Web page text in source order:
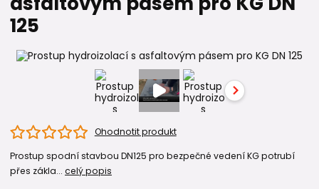
125
Ohodnotit produkt
Prostup spodní stavbou DN125 pro bezpečné vedení KG potrubí
přes zákla... celý popis